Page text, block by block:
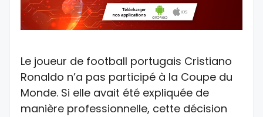
Le joueur de football portugais Cristiano
Ronaldo n’a pas participé à la Coupe du
Monde. Si elle avait été expliquée de
manière professionnelle, cette décision